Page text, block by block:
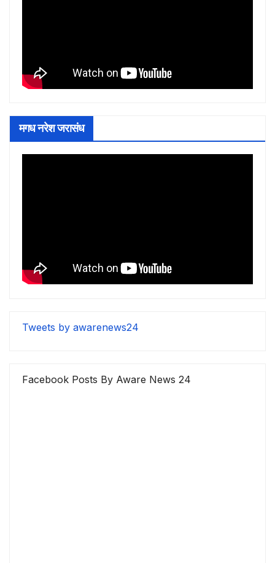
मगध नरेश जरासंध
Tweets by awarenews24
Facebook Posts By Aware News 24